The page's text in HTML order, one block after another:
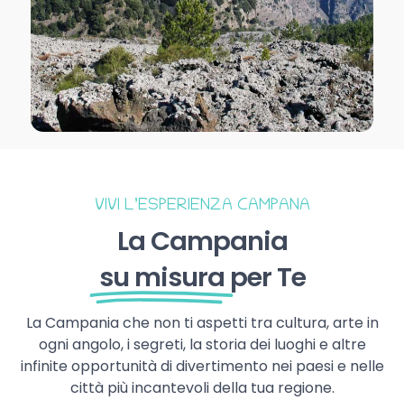
VIVI L’ESPERIENZA CAMPANA
La Campania
su misura per Te
La Campania che non ti aspetti tra cultura, arte in
ogni angolo, i segreti, la storia dei luoghi e altre
infinite opportunità di divertimento nei paesi e nelle
città più incantevoli della tua regione.